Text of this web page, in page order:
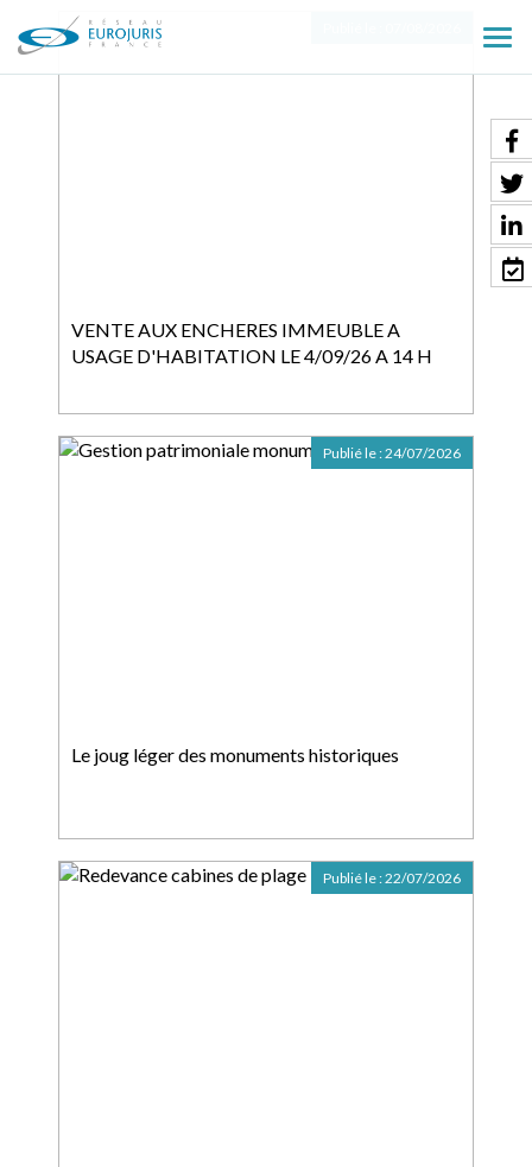
le
VENTE AUX ENCHERES IMMEUBLE A
USAGE D'HABITATION LE 4/09/26 A 14 H
Le joug léger des monuments historiques
Publié le :24/07/2026
Publié le :22/07/2026